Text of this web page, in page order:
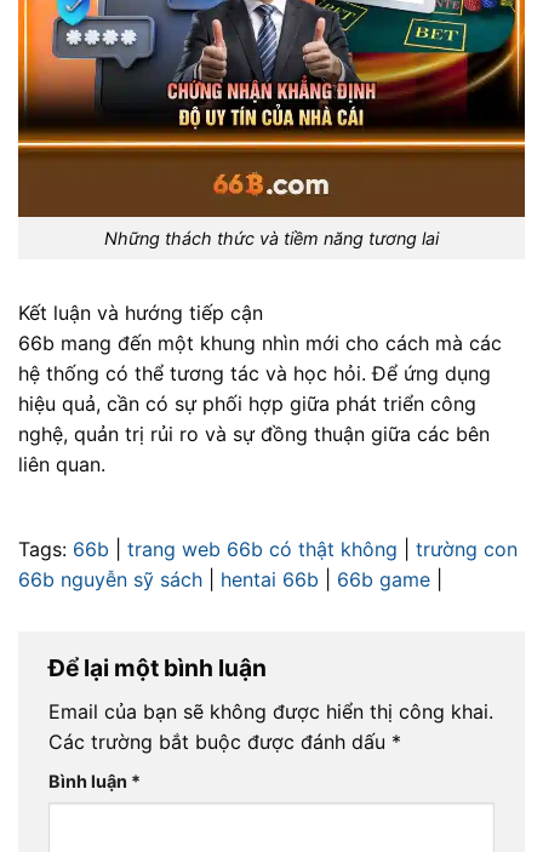
Những thách thức và tiềm năng tương lai
Kết luận và hướng tiếp cận
66b mang đến một khung nhìn mới cho cách mà các
hệ thống có thể tương tác và học hỏi. Để ứng dụng
hiệu quả, cần có sự phối hợp giữa phát triển công
nghệ, quản trị rủi ro và sự đồng thuận giữa các bên
liên quan.
Tags: 66b trang web 66b có thật không
trường con
66b nguyễn sỹ sách
hentai 66b 66b game
Để lại một bình luận
Email của bạn sẽ không được hiển thị công khai.
Các trường bắt buộc được đánh dấu *
Bình luận *